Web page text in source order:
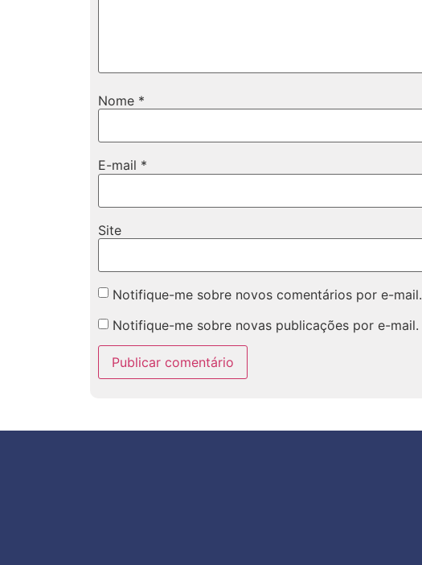
Nome *
E-mail *
Site
Notifique-me sobre novos comentários por e-mail.
Notifique-me sobre novas publicações por e-mail.